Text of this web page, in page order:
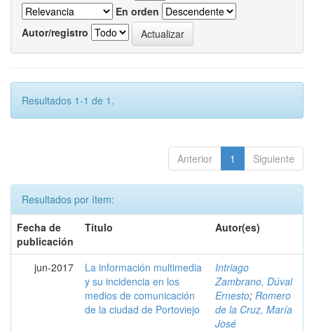
En orden
Autor/registro
Resultados 1-1 de 1.
Anterior 1 Siguiente
Resultados por ítem:
Fecha de
publicación
Título Autor(es)
jun-2017
La información multimedia
y su incidencia en los
medios de comunicación
de la ciudad de Portoviejo
Intriago
Zambrano, Dúval
Ernesto; Romero
de la Cruz, María
José